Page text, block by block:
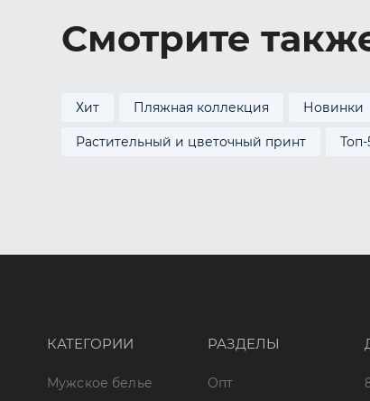
Смотрите
Хит Пляжная коллекция Новинки
Растительный и цветочный принт
КАТЕГОРИИ
Мужское белье
РАЗДЕЛЫ
Опт